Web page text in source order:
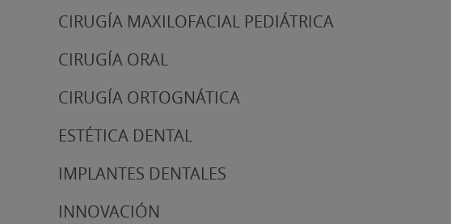
CIRUGÍA MAXILOFACIAL PEDIÁTRICA
CIRUGÍA ORAL
CIRUGÍA ORTOGNÁTICA
ESTÉTICA DENTAL
IMPLANTES DENTALES
INNOVACIÓN